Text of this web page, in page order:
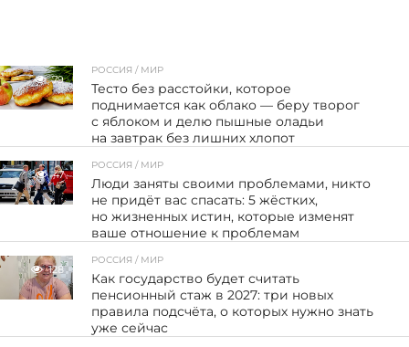
79
РОССИЯ / МИР
Тесто без расстойки, которое
поднимается как облако — беру творог
с яблоком и делю пышные оладьи
на завтрак без лишних хлопот
47
РОССИЯ / МИР
Люди заняты своими проблемами, никто
не придёт вас спасать: 5 жёстких,
но жизненных истин, которые изменят
ваше отношение к проблемам
128
РОССИЯ / МИР
Как государство будет считать
пенсионный стаж в 2027: три новых
правила подсчёта, о которых нужно знать
уже сейчас